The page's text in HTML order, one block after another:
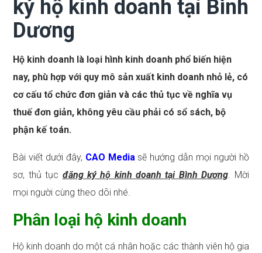
ký hộ kinh doanh tại Bình
Dương
Hộ kinh doanh là loại hình kinh doanh phổ biến hiện
nay, phù hợp với quy mô sản xuất kinh doanh nhỏ lẻ, có
cơ cấu tổ chức đơn giản và các thủ tục về nghĩa vụ
thuế đơn giản, không yêu cầu phải có sổ sách, bộ
phận kế toán.
Bài viết dưới đây, CAO Media sẽ hướng dẫn mọi người hồ
sơ, thủ tục đăng ký hộ kinh doanh tại Bình Dương. Mời
mọi người cùng theo dõi nhé.
Phân loại hộ kinh doanh
Hộ kinh doanh do một cá nhân hoặc các thành viên hộ gia